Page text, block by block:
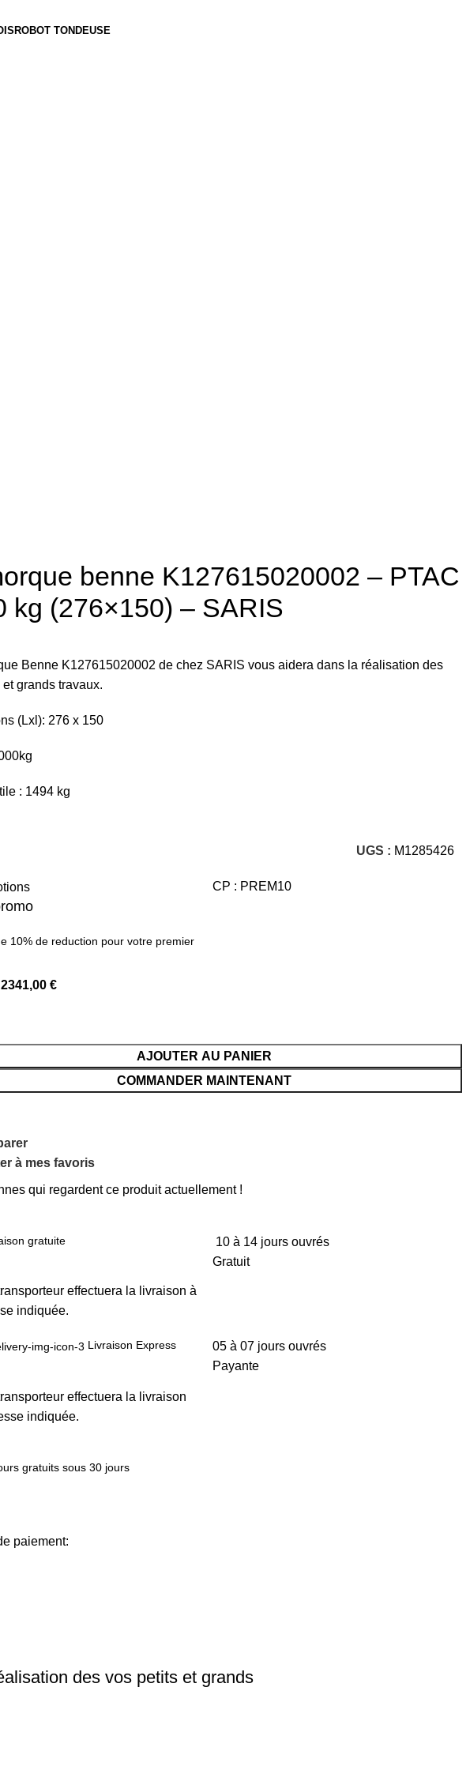
ROBOT TONDEUSE
benne K127615020002 – PTAC
kg (276×150) – SARIS
Benne K127615020002 de chez SARIS vous aidera dans la réalisation des
grands travaux.
(Lxl): 276 x 150
: 1494 kg
UGS : M1285426
10% de reduction pour votre premier
CP : PREM10
2341,00 €
AJOUTER AU PANIER
COMMANDER MAINTENANT
à mes favoris
qui regardent ce produit actuellement !
gratuite
effectuera la livraison à
indiquée.
10 à 14 jours ouvrés
Gratuit
Livraison Express
effectuera la livraison
indiquée.
05 à 07 jours ouvrés
Payante
gratuits sous 30 jours
paiement:
des vos petits et grands